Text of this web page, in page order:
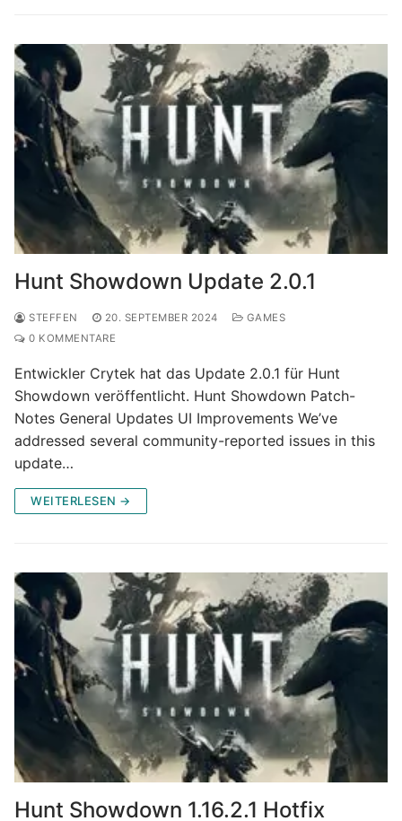
Hunt Showdown Update 2.0.1
STEFFEN 20. SEPTEMBER 2024
GAMES
0 KOMMENTARE
Entwickler Crytek hat das Update 2.0.1 für Hunt
Showdown veröffentlicht. Hunt Showdown Patch-
Notes General Updates UI Improvements We’ve
addressed several community-reported issues in this
update…
WEITERLESEN →
Hunt Showdown 1.16.2.1 Hotfix